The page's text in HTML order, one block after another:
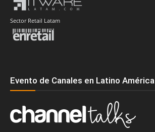
Sector Retail Latam
Evento de Canales en Latino América